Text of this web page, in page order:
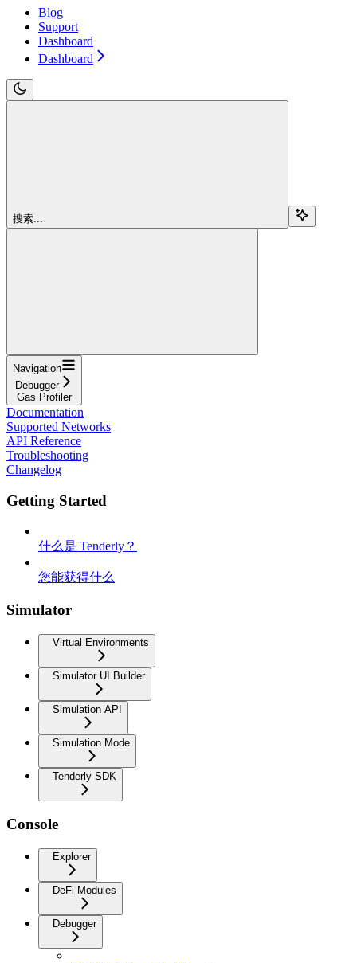
Blog
Support
Dashboard
Dashboard
搜索...
Navigation
Debugger
Gas Profiler
Documentation
Supported Networks
API Reference
Troubleshooting
Changelog
Getting Started
什么是 Tenderly？
您能获得什么
Simulator
Virtual Environments
Simulator UI Builder
Simulation API
Simulation Mode
Tenderly SDK
Console
Explorer
DeFi Modules
Debugger